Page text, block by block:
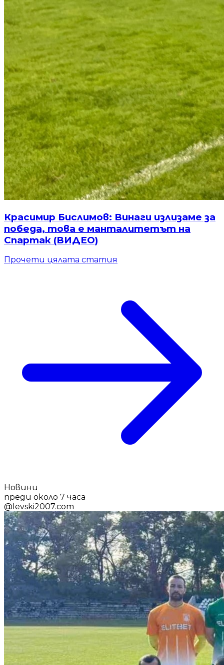
Красимир Бислимов: Винаги излизаме за
победа, това е манталитетът на
Спартак (ВИДЕО)
Прочети цялата статия
Новини
преди около 7 часа
@ levski2007.com